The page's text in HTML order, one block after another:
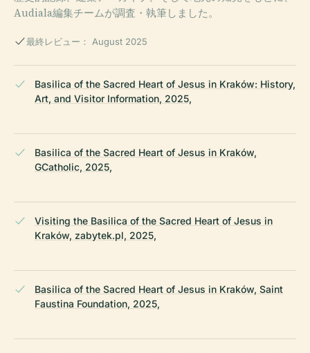
Audiala編集チームが調査・執筆しました。
最終レビュー： August 2025
Basilica of the Sacred Heart of Jesus in Kraków: History,
Art, and Visitor Information, 2025,
Basilica of the Sacred Heart of Jesus in Kraków,
GCatholic, 2025,
Visiting the Basilica of the Sacred Heart of Jesus in
Kraków, zabytek.pl, 2025,
Basilica of the Sacred Heart of Jesus in Kraków, Saint
Faustina Foundation, 2025,